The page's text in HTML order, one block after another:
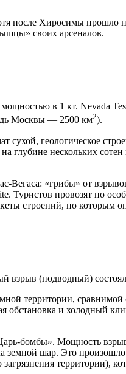
после Хиросимы
своих арсеналов.
в 1 кт. Nevada
Москвы — 2500 км2).
сухой, геологическое
нескольких
«грибы» от
Туристов провозят по
строений, по которым
взрыв (подводный)
территории,
обстановка и
бомбы». Мощность
шар. Это
территории),